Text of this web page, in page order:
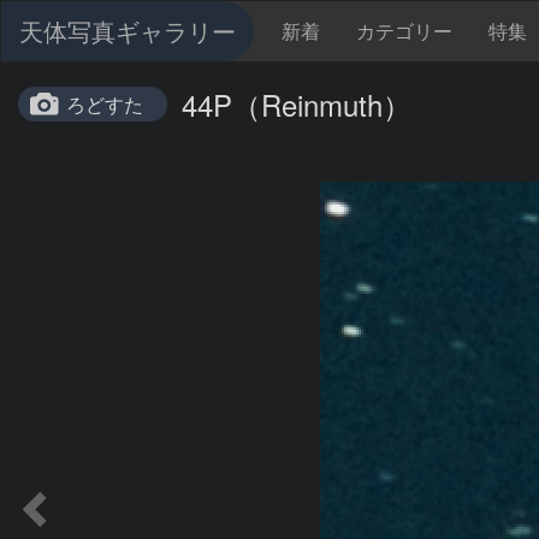
天体写真ギャラリー 新着 カテゴリー 特集
ろどすた 44P（Reinmuth）